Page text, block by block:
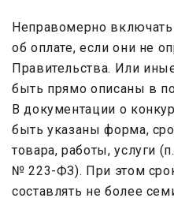
Неправомерно
об оплате, если они не
Правительства. Или
быть прямо описаны в
В документации о
быть указаны форма,
товара, работы, услуги
№ 223-ФЗ). При этом
составлять не более